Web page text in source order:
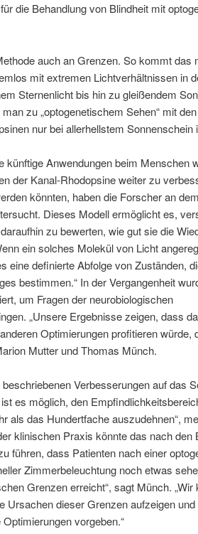
die Behandlung von Blindheit mit
auch an Grenzen. So kommt das
mit extremen Lichtverhältnissen in
Sternenlicht bis hin zu gleißendem
zu „optogenetischem Sehen“ mit
nur bei allerhellstem Sonnenschein
künftige Anwendungen beim Menschen
der Kanal-Rhodopsine weiter zu
könnten, haben die Forscher an
Dieses Modell ermöglicht es,
zu bewerten, wie gut sie die
ein solches Molekül von Licht
eine definierte Abfolge von Zuständen,
bestimmen.“ In der Vergangenheit
um Fragen der neurobiologischen
„Unsere Ergebnisse zeigen, dass
Optimierungen profitieren würde,
Mutter und Thomas Münch.
Verbesserungen auf das
es möglich, den
als das Hundertfache auszudehnen“,
klinischen Praxis könnte das nach den
führen, dass Patienten nach einer
Zimmerbeleuchtung noch etwas
Grenzen erreicht“, sagt Münch. „Wir
Ursachen dieser Grenzen aufzeigen
vorgeben.“